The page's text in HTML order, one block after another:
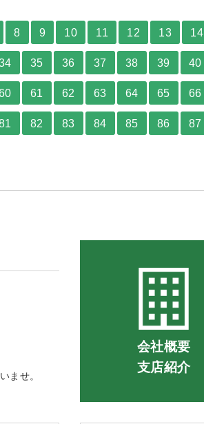
8 9 10 11 12 13 14
35 36 37 38 39 40
61 62 63 64 65 66
82 83 84 85 86 87
ませ。
会社概要
支店紹介